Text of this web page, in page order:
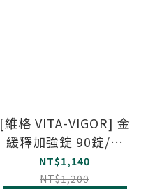
[維格 VITA-VIGOR] 金
緩釋加強錠 90錠/瓶
活性維生素B1 誘導體
TTFD
NT$1,140
NT$1,200